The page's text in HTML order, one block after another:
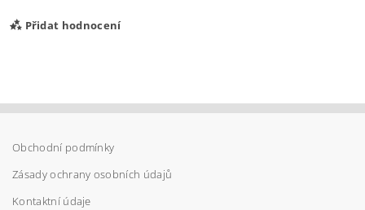
Přidat hodnocení
Obchodní podmínky
Zásady ochrany osobních údajů
Kontaktní údaje